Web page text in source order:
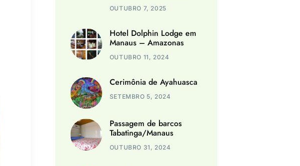
OUTUBRO 7, 2025
Hotel Dolphin Lodge em
Manaus – Amazonas
OUTUBRO 11, 2024
Cerimônia de Ayahuasca
SETEMBRO 5, 2024
Passagem de barcos
Tabatinga/Manaus
OUTUBRO 31, 2024